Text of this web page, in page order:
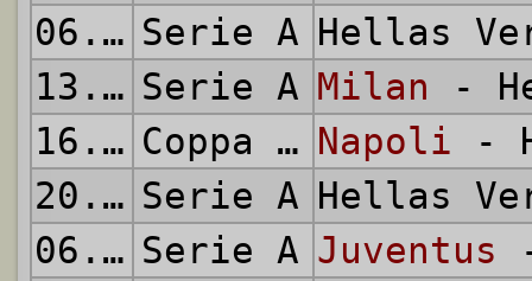
06.12.2015 Serie A Hellas
13.12.2015 Serie A Milan -
16.12.2015
Coppa Italia Napoli -
20.12.2015 Serie A Hellas
06.01.2016 Serie A Juventus